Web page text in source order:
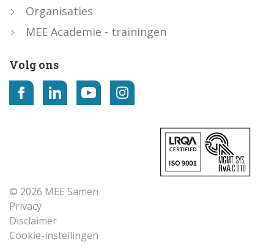
Organisaties
MEE Academie - trainingen
Volg ons
© 2026 MEE Samen
Privacy
Disclaimer
Cookie-instellingen